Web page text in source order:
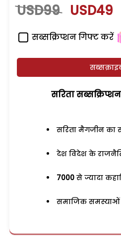
USD99 USD49
सब्सक्रिप्शन गिफ्ट करें
सरिता
सरिता मैगजीन का
देश विदेश के
7000 से ज्यादा
समाजिक